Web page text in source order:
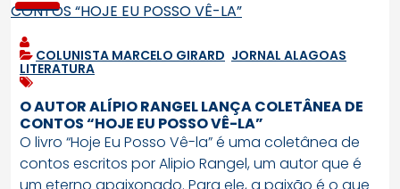
COLUNISTA MARCELO GIRARD JORNAL ALAGOAS
LITERATURA
O AUTOR ALÍPIO RANGEL LANÇA COLETÂNEA DE
CONTOS “HOJE EU POSSO VÊ-LA”
O livro “Hoje Eu Posso Vê-la” é uma coletânea de
contos escritos por Alipio Rangel, um autor que é